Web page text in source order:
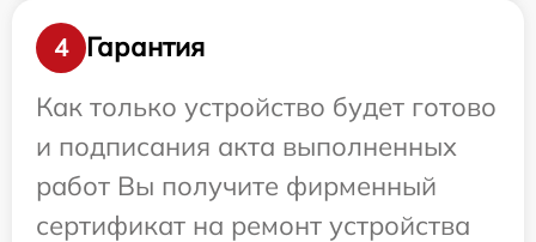
4
Гарантия
Как только устройство будет готово
и подписания акта выполненных
работ Вы получите фирменный
сертификат на ремонт устройства